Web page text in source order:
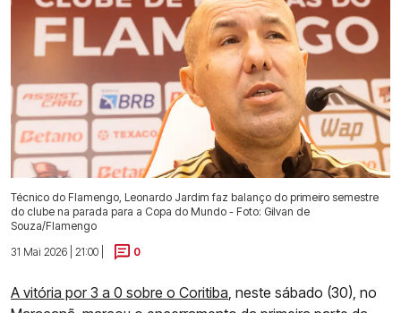
Técnico do Flamengo, Leonardo Jardim faz balanço do primeiro semestre
do clube na parada para a Copa do Mundo - Foto: Gilvan de
Souza/Flamengo
31 Mai 2026 | 21:00 |
0
A vitória por 3 a 0 sobre o Coritiba, neste sábado (30), no